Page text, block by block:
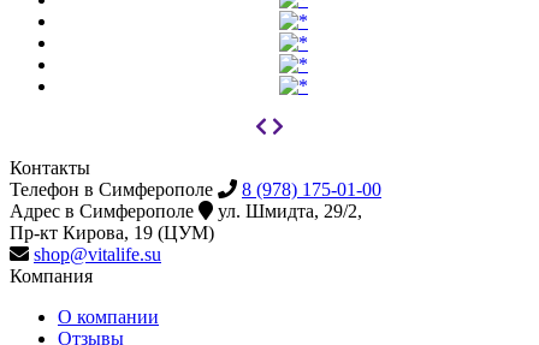
Контакты
Телефон в Симферополе
8 (978) 175-01-00
Адрес в Симферополе
ул. Шмидта, 29/2,
Пр-кт Кирова, 19 (ЦУМ)
shop@vitalife.su
Компания
О компании
Отзывы